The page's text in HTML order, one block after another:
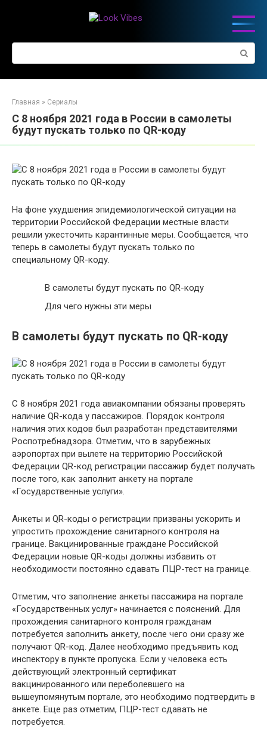
Главная » Сериалы
С 8 ноября 2021 года в России в самолеты
будут пускать только по QR-коду
На фоне ухудшения эпидемиологической ситуации на
территории Российской Федерации местные власти
решили ужесточить карантинные меры. Сообщается, что
теперь в самолеты будут пускать только по
специальному QR-коду.
В самолеты будут пускать по QR-коду
Для чего нужны эти меры
В самолеты будут пускать по QR-коду
С 8 ноября 2021 года авиакомпании обязаны проверять
наличие QR-кода у пассажиров. Порядок контроля
наличия этих кодов был разработан представителями
Роспотребнадзора. Отметим, что в зарубежных
аэропортах при вылете на территорию Российской
Федерации QR-код регистрации пассажир будет получать
после того, как заполнит анкету на портале
«Государственные услуги».
Анкеты и QR-коды о регистрации призваны ускорить и
упростить прохождение санитарного контроля на
границе. Вакцинированные граждане Российской
Федерации новые QR-коды должны избавить от
необходимости постоянно сдавать ПЦР-тест на границе.
Отметим, что заполнение анкеты пассажира на портале
«Государственных услуг» начинается с пояснений. Для
прохождения санитарного контроля гражданам
потребуется заполнить анкету, после чего они сразу же
получают QR-код. Далее необходимо предъявить код
инспектору в пункте пропуска. Если у человека есть
действующий электронный сертификат
вакцинированного или переболевшего на
вышеупомянутым портале, это необходимо подтвердить в
анкете. Еще раз отметим, ПЦР-тест сдавать не
потребуется.